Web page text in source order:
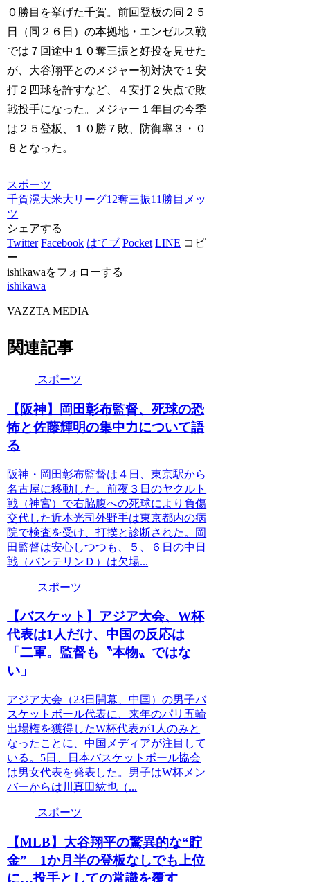
０勝目を挙げた千賀。前回登板の同２５
日（同２６日）の本拠地・エンゼルス戦
では７回途中１０奪三振と好投を見せた
が、大谷翔平とのメジャー初対決で１安
打２四球を許すなど、４安打２失点で敗
戦投手になった。メジャー１年目の今季
は２５登板、１０勝７敗、防御率３・０
８となった。
スポーツ
千賀滉大米大リーグ12奪三振11勝目 メッ
ツ
シェアする
Twitter Facebook はてブ Pocket LINE コピ
ー
ishikawaをフォローする
ishikawa
VAZZTA MEDIA
関連記事
スポーツ
【阪神】岡田彰布監督、死球の恐
怖と佐藤輝明の集中力について語
る
阪神・岡田彰布監督は４日、東京駅から
名古屋に移動した。前夜３日のヤクルト
戦（神宮）で右脇腹への死球により負傷
交代した近本光司外野手は東京都内の病
院で検査を受け、打撲と診断された。岡
田監督は安心しつつも、５、６日の中日
戦（バンテリンＤ）は欠場...
スポーツ
【バスケット】アジア大会、W杯
代表は1人だけ、中国の反応は
「二軍。監督も〝本物〟ではな
い」
アジア大会（23日開幕、中国）の男子バ
スケットボール代表に、来年のパリ五輪
出場権を獲得したW杯代表が1人のみと
なったことに、中国メディアが注目して
いる。5日、日本バスケットボール協会
は男女代表を発表した。男子はW杯メン
バーからは川真田紘也（...
スポーツ
【MLB】大谷翔平の驚異的な“貯
金” 1か月半の登板なしでも上位
に…投手としての常識を覆す